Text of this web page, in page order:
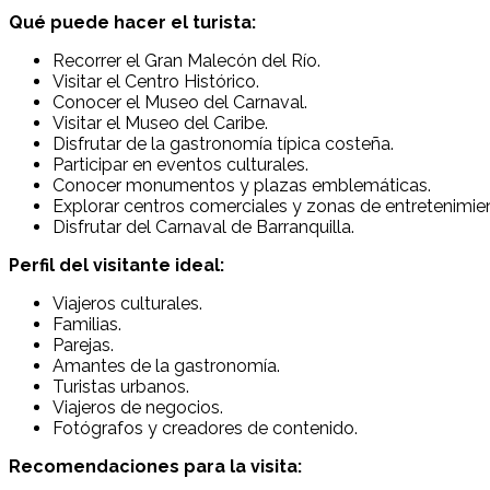
Qué puede hacer el turista:
Recorrer el Gran Malecón del Río.
Visitar el Centro Histórico.
Conocer el Museo del Carnaval.
Visitar el Museo del Caribe.
Disfrutar de la gastronomía típica costeña.
Participar en eventos culturales.
Conocer monumentos y plazas emblemáticas.
Explorar centros comerciales y zonas de
Disfrutar del Carnaval de Barranquilla.
Perfil del visitante ideal:
Viajeros culturales.
Familias.
Parejas.
Amantes de la gastronomía.
Turistas urbanos.
Viajeros de negocios.
Fotógrafos y creadores de contenido.
Recomendaciones para la visita: